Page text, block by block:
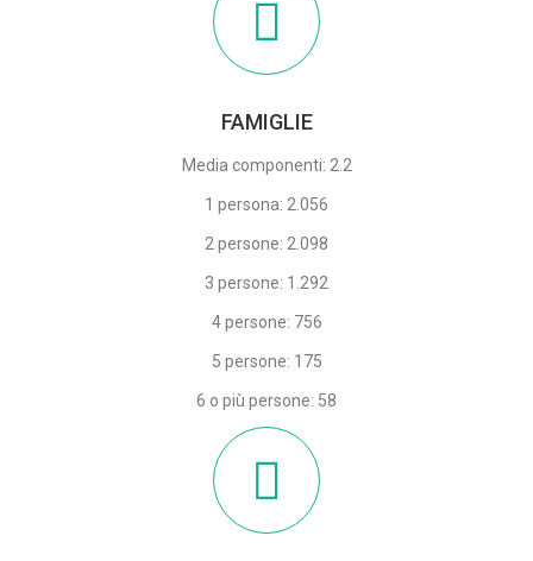
FAMIGLIE
Media componenti: 2.2
1 persona: 2.056
2 persone: 2.098
3 persone: 1.292
4 persone: 756
5 persone: 175
6 o più persone: 58